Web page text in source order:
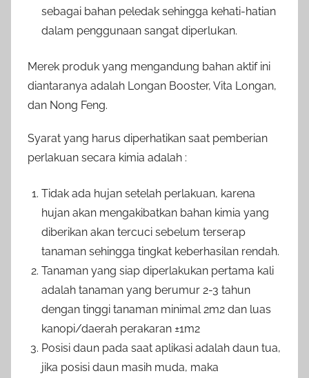
sebagai bahan peledak sehingga kehati-hatian
dalam penggunaan sangat diperlukan.
Merek produk yang mengandung bahan aktif ini
diantaranya adalah Longan Booster, Vita Longan,
dan Nong Feng.
Syarat yang harus diperhatikan saat pemberian
perlakuan secara kimia adalah :
Tidak ada hujan setelah perlakuan, karena
hujan akan mengakibatkan bahan kimia yang
diberikan akan tercuci sebelum terserap
tanaman sehingga tingkat keberhasilan rendah.
Tanaman yang siap diperlakukan pertama kali
adalah tanaman yang berumur 2-3 tahun
dengan tinggi tanaman minimal 2m2 dan luas
kanopi/daerah perakaran ±1m2
Posisi daun pada saat aplikasi adalah daun tua,
jika posisi daun masih muda, maka